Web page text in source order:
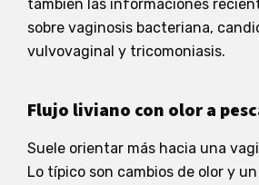
también las informaciones
sobre vaginosis bacteriana,
vulvovaginal y tricomoniasis.
Flujo liviano con olor a
Suele orientar más hacia una
Lo típico son cambios de olor y